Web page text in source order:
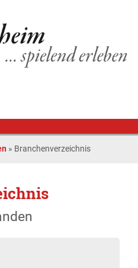
» Branchenverzeichnis